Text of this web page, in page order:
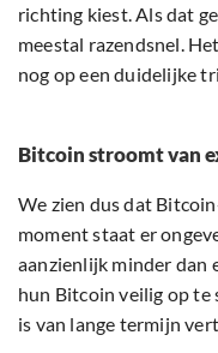
richting kiest. Als dat
meestal razendsnel.
nog op een duidelijke
Bitcoin stroomt van
We zien dus dat
moment staat er
aanzienlijk minder dan
hun Bitcoin veilig op te
is van lange termijn